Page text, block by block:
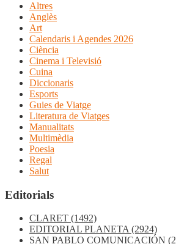
Altres
Anglès
Art
Calendaris i Agendes 2026
Ciència
Cinema i Televisió
Cuina
Diccionaris
Esports
Guies de Viatge
Literatura de Viatges
Manualitats
Multimèdia
Poesia
Regal
Salut
Editorials
CLARET (1492)
EDITORIAL PLANETA(2924)
SAN PABLO COMUNICACIÓN